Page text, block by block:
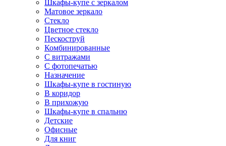
Шкафы-купе с зеркалом
Матовое зеркало
Стекло
Цветное стекло
Пескоструй
Комбинированные
С витражами
С фотопечатью
Назначение
Шкафы-купе в гостиную
В коридор
В прихожую
Шкафы-купе в спальню
Детские
Офисные
Для книг